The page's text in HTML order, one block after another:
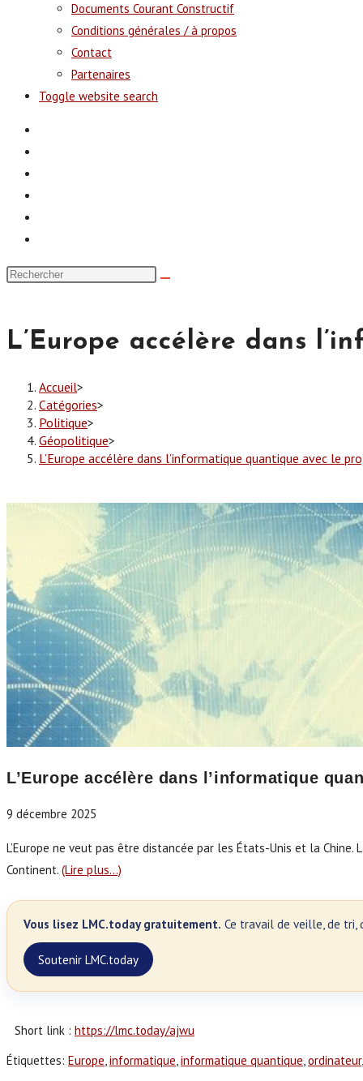
Documents Courant Constructif
Conditions générales / à propos
Contact
Partenaires
Toggle website search
L’Europe accélère dans
Accueil>
Catégories>
Politique>
Géopolitique>
L’Europe accélère dans l’informatique quantique avec le
L’Europe accélère dans l’informatique
9 décembre 2025
L’Europe ne veut pas être distancée par les États-Unis et la
Continent. (Lire plus…)
Vous lisez LMC.today gratuitement. Ce travail de veille, de tri,
Soutenir LMC.today
Short link : https://lmc.today/ajwu
Étiquettes: Europe, informatique, informatique quantique, ordinateur,